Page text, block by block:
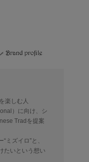
楽しむ人
）に向け、シ
Tradを提案
ミズイロ”と、
たいという想い